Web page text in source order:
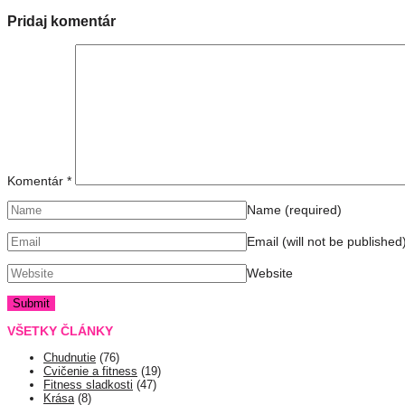
Pridaj komentár
Komentár *
Name (required)
Email (will not be published)
Website
VŠETKY ČLÁNKY
Chudnutie (76)
Cvičenie a fitness (19)
Fitness sladkosti (47)
Krása(8)